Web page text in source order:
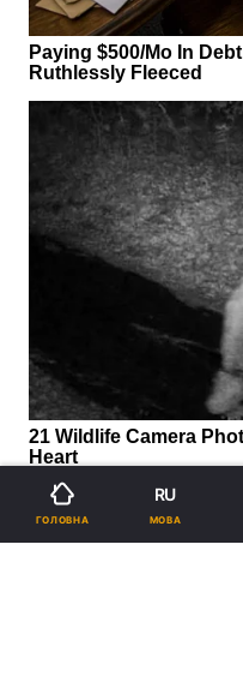
ГОЛОВНА
RU
МОВА